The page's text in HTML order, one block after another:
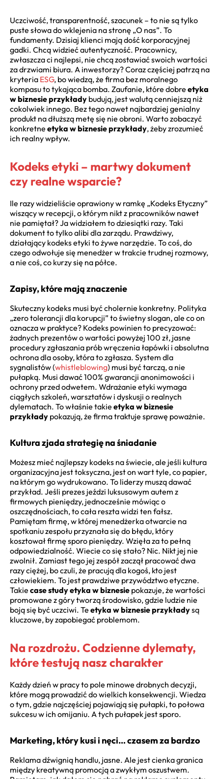
Uczciwość, transparentność, szacunek – to nie są tylko
puste słowa do wklejenia na stronę „O nas”. To
fundamenty. Dzisiaj klienci mają dość korporacyjnej
gadki. Chcą widzieć autentyczność. Pracownicy,
zwłaszcza ci najlepsi, nie chcą zostawiać swoich wartości
za drzwiami biura. A inwestorzy? Coraz częściej patrzą na
kryteria ESG, bo wiedzą, że firma bez moralnego
kompasu to tykająca bomba. Zaufanie, które dobre etyka
w biznesie przykłady budują, jest walutą cenniejszą niż
cokolwiek innego. Bez tego nawet najbardziej genialny
produkt na dłuższą metę się nie obroni. Warto zobaczyć
konkretne etyka w biznesie przykłady, żeby zrozumieć
ich realny wpływ.
Kodeks etyki – martwy dokument
czy realne wsparcie?
Ile razy widzieliście oprawiony w ramkę „Kodeks Etyczny”
wiszący w recepcji, o którym nikt z pracowników nawet
nie pamiętał? Ja widziałem to dziesiątki razy. Taki
dokument to tylko alibi dla zarządu. Prawdziwy,
działający kodeks etyki to żywe narzędzie. To coś, do
czego odwołuje się menedżer w trakcie trudnej rozmowy,
a nie coś, co kurzy się na półce.
Zapisy, które mają znaczenie
Skuteczny kodeks musi być cholernie konkretny. Polityka
„zero tolerancji dla korupcji” to świetny slogan, ale co on
oznacza w praktyce? Kodeks powinien to precyzować:
żadnych prezentów o wartości powyżej 100 zł, jasne
procedury zgłaszania prób wręczenia łapówki i absolutna
ochrona dla osoby, która to zgłasza. System dla
sygnalistów (whistleblowing) musi być tarczą, a nie
pułapką. Musi dawać 100% gwarancji anonimowości i
ochrony przed odwetem. Wdrażanie etyki wymaga
ciągłych szkoleń, warsztatów i dyskusji o realnych
dylematach. To właśnie takie etyka w biznesie
przykłady pokazują, że firma traktuje sprawę poważnie.
Kultura zjada strategię na śniadanie
Możesz mieć najlepszy kodeks na świecie, ale jeśli kultura
organizacyjna jest toksyczna, jest on wart tyle, co papier,
na którym go wydrukowano. To liderzy muszą dawać
przykład. Jeśli prezes jeździ luksusowym autem z
firmowych pieniędzy, jednocześnie mówiąc o
oszczędnościach, to cała reszta widzi ten fałsz.
Pamiętam firmę, w której menedżerka otwarcie na
spotkaniu zespołu przyznała się do błędu, który
kosztował firmę sporo pieniędzy. Wzięła za to pełną
odpowiedzialność. Wiecie co się stało? Nic. Nikt jej nie
zwolnił. Zamiast tego jej zespół zaczął pracować dwa
razy ciężej, bo czuli, że pracują dla kogoś, kto jest
człowiekiem. To jest prawdziwe przywództwo etyczne.
Takie case study etyka w biznesie pokazuje, że wartości
promowane z góry tworzą środowisko, gdzie ludzie nie
boją się być uczciwi. Te etyka w biznesie przykładysą
kluczowe, by zapobiegać problemom.
Na rozdrożu. Codzienne dylematy,
które testują nasz charakter
Każdy dzień w pracy to pole minowe drobnych decyzji,
które mogą prowadzić do wielkich konsekwencji. Wiedza
o tym, gdzie najczęściej pojawiają się pułapki, to połowa
sukcesu w ich omijaniu. A tych pułapek jest sporo.
Marketing, który kusi i nęci… czasem za bardzo
Reklama dźwignią handlu, jasne. Ale jest cienka granica
między kreatywną promocją a zwykłym oszustwem.